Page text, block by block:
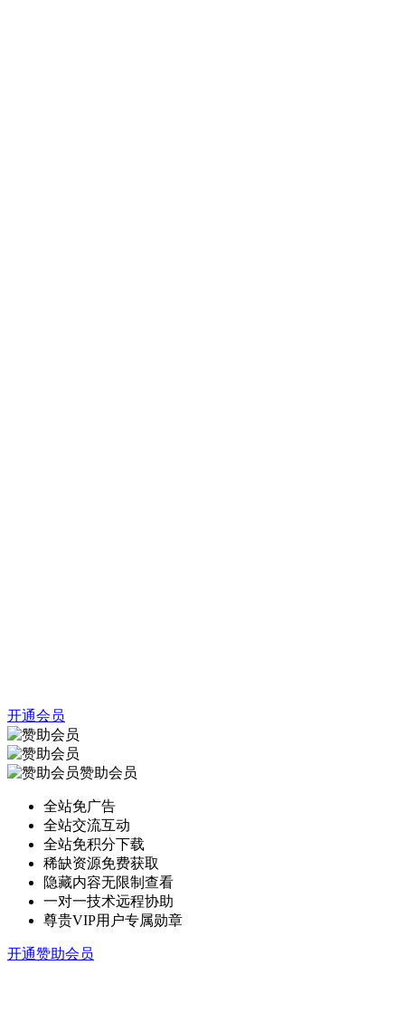
开通会员
赞助会员
全站免广告
全站交流互动
全站免积分下载
稀缺资源免费获取
隐藏内容无限制查看
一对一技术远程协助
尊贵VIP用户专属勋章
开通赞助会员